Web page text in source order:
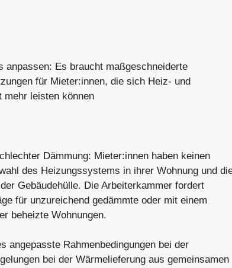
anpassen: Es braucht maßgeschneiderte
für Mieter:innen, die sich Heiz- und
mehr leisten können
Dämmung: Mieter:innen haben keinen
des Heizungssystems in ihrer Wohnung und
Gebäudehülle. Die Arbeiterkammer fordert
für unzureichend gedämmte oder mit einem
beheizte Wohnungen.
angepasste Rahmenbedingungen bei der
bei der Wärmelieferung aus gemeinsamen